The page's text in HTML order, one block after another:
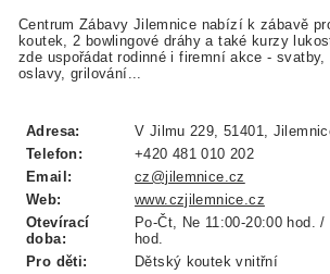
Centrum Zábavy Jilemnice nabízí k zábavě
koutek, 2 bowlingové dráhy a také kurzy
zde uspořádat rodinné i firemní akce - svatby,
oslavy, grilování...
Adresa:
V Jilmu 229, 51401,
Telefon:
+420 481 010 202
Email:
cz@jilemnice.cz
Web:
www.czjilemnice.cz
Otevírací
doba:
Po-Čt, Ne 11:00-20:00 hod.
hod.
Pro děti:
Dětský koutek vnitřní